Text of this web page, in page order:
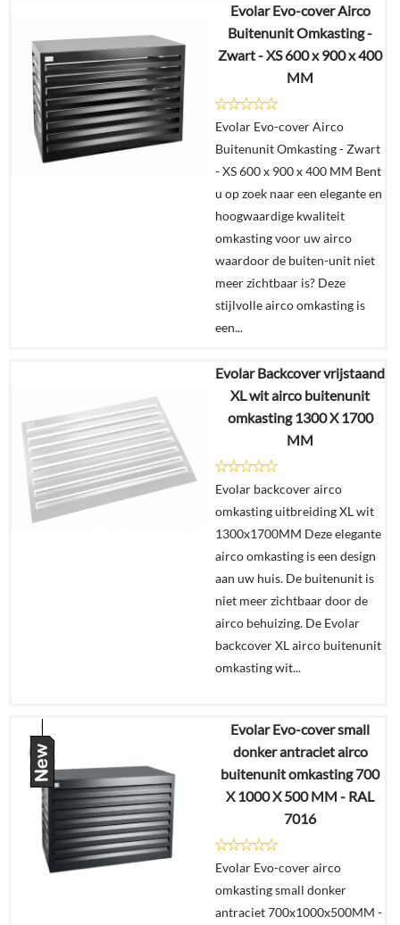
€329,00
winkelmand
Evolar Evo-cover Airco
Buitenunit Omkasting -
Zwart - XS 600 x 900 x 400
MM
Evolar Evo-cover Airco
Buitenunit Omkasting - Zwart
- XS 600 x 900 x 400 MM Bent
u op zoek naar een elegante en
hoogwaardige kwaliteit
omkasting voor uw airco
waardoor de buiten-unit niet
meer zichtbaar is? Deze
stijlvolle airco omkasting is
een...
€365,00
winkelmand
Evolar Backcover vrijstaand
XL wit airco buitenunit
omkasting 1300 X 1700
MM
Evolar backcover airco
omkasting uitbreiding XL wit
1300x1700MM Deze elegante
airco omkasting is een design
aan uw huis. De buitenunit is
niet meer zichtbaar door de
airco behuizing. De Evolar
backcover XL airco buitenunit
omkasting wit...
€358,99
Details
Evolar Evo-cover small
donker antraciet airco
buitenunit omkasting 700
X 1000 X 500 MM - RAL
7016
Evolar Evo-cover airco
omkasting small donker
antraciet 700x1000x500MM -